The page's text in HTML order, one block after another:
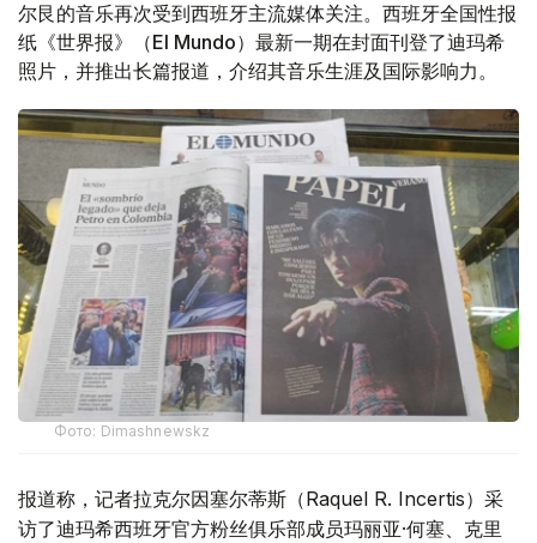
尔艮的音乐再次受到西班牙主流媒体关注。西班牙全国性报
纸《世界报》（El Mundo）最新一期在封面刊登了迪玛希
照片，并推出长篇报道，介绍其音乐生涯及国际影响力。
Фото: Dimashnewskz
报道称，记者拉克尔因塞尔蒂斯（Raquel R. Incertis）采
访了迪玛希西班牙官方粉丝俱乐部成员玛丽亚·何塞、克里